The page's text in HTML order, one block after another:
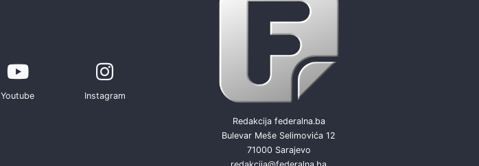
Youtube Instagram
Redakcija federalna.ba
Bulevar Meše Selimovića 12
71000 Sarajevo